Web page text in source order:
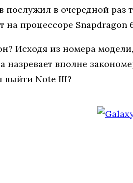
послужил в очередной раз
процессоре Snapdragon
Исходя из номера
назревает вполне
выйти Note III?